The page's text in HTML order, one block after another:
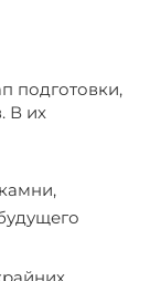
подготовки,
В их